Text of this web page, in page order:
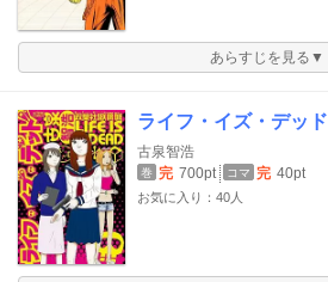
あらすじを見る▼
ライフ・イズ・デッド
古泉智浩
巻 完 700pt コマ 完 40pt
お気に入り：40人